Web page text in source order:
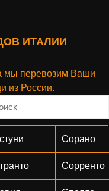
ИТАЛИИ
мы перевозим Ваши
из России.
Сорано
Сорренто